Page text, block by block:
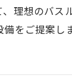
理想のバ
をご提案しま